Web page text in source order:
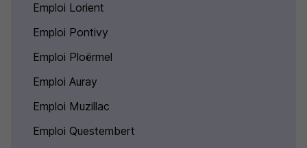
Emploi Lorient
Emploi Pontivy
Emploi Ploërmel
Emploi Auray
Emploi Muzillac
Emploi Questembert